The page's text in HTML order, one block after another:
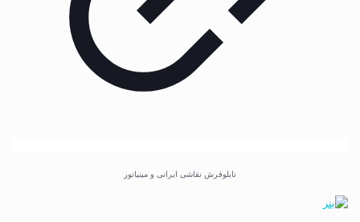
تابلوفرش نقاشی ایرانی و مینیاتور